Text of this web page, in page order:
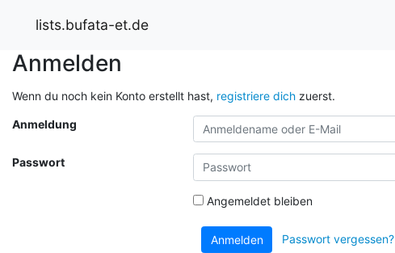
lists.bufata-et.de
Anmelden
Wenn du noch kein Konto erstellt hast, registriere dich zuerst.
Anmeldung
Passwort
Angemeldet bleiben
Anmelden Passwort vergessen?